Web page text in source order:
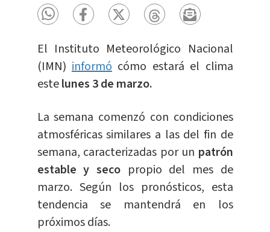
El Instituto Meteorológico Nacional
(IMN) informó cómo estará el clima
estelunes 3 de marzo.
La semana comenzó con condiciones
atmosféricas similares a las del fin de
semana, caracterizadas por un patrón
estable y secopropio del mes de
marzo. Según los pronósticos, esta
tendencia se mantendrá en los
próximos días.